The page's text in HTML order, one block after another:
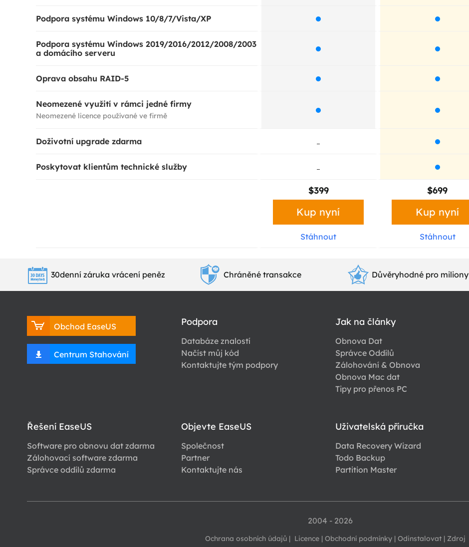
Podpora systému Windows 10/8/7/Vista/XP
Podpora systému Windows 2019/2016/2012/2008/2003
a domácího serveru
Oprava obsahu RAID-5
Neomezené využití v rámci jedné firmy
Neomezené licence používané ve firmě
Doživotní upgrade zdarma
Poskytovat klientům technické služby
$399
Kup nyní
Stáhnout
$699
Kup nyní
Stáhnout
30denní záruka vrácení peněz Chráněné transakce Důvěryhodné pro miliony
Obchod EaseUS
Centrum Stahování
Podpora
Databáze znalostí
Načíst můj kód
Kontaktujte tým podpory
Jak na články
Obnova Dat
Správce Oddílů
Zálohování & Obnova
Obnova Mac dat
Tipy pro přenos PC
Řešení EaseUS
Software pro obnovu dat zdarma
Zálohovací software zdarma
Správce oddílů zdarma
Objevte EaseUS
Společnost
Partner
Kontaktujte nás
Uživatelská příručka
Data Recovery Wizard
Todo Backup
Partition Master
2004 - 2026
Ochrana osobních údajů | Licence | Obchodní podmínky | Odinstalovat | Zdroj